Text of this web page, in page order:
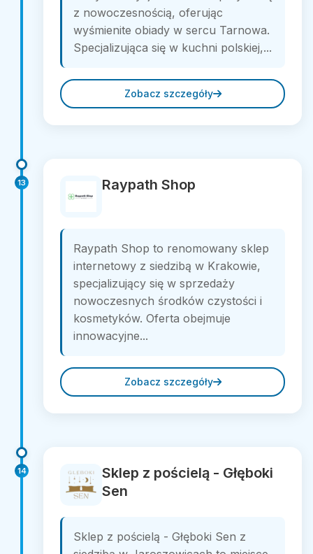
z nowoczesnością, oferując
wyśmienite obiady w sercu Tarnowa.
Specjalizująca się w kuchni polskiej,...
Zobacz szczegóły
13 Raypath Shop
Raypath Shop to renomowany sklep
internetowy z siedzibą w Krakowie,
specjalizujący się w sprzedaży
nowoczesnych środków czystości i
kosmetyków. Oferta obejmuje
innowacyjne...
Zobacz szczegóły
14
Sklep z pościelą - Głęboki
Sen
Sklep z pościelą - Głęboki Sen z